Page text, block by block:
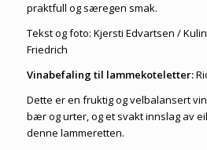
praktfull og særegen smak.
Tekst og foto: Kjersti Edvartsen /
Friedrich
Vinabefaling til lammekoteletter:
Dette er en fruktig og velbalansert
bær og urter, og et svakt innslag av
denne lammeretten.